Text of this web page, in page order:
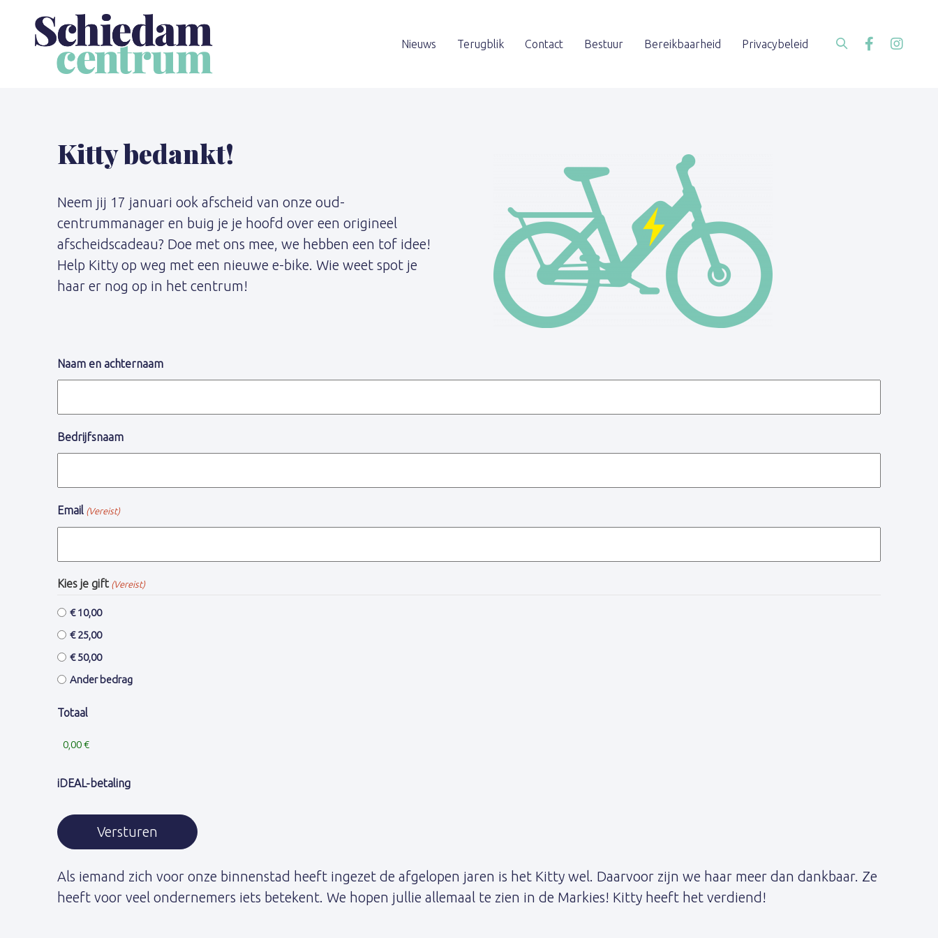
content
Nieuws Terugblik Contact Bestuur Bereikbaarheid Privacybeleid
Kitty bedankt!
Neem jij 17 januari ook afscheid van onze oud-
centrummanager en buig je je hoofd over een origineel
afscheidscadeau? Doe met ons mee, we hebben een tof idee!
Help Kitty op weg met een nieuwe e-bike. Wie weet spot je
haar er nog op in het centrum!
Naam en achternaam
Bedrijfsnaam
Email (Vereist)
Kies je gift (Vereist)
€ 10,00
€ 25,00
€ 50,00
Ander bedrag
Totaal
iDEAL-betaling
Als iemand zich voor onze binnenstad heeft ingezet de afgelopen jaren is het Kitty wel. Daarvoor zijn we haar meer dan dankbaar. Ze
heeft voor veel ondernemers iets betekent. We hopen jullie allemaal te zien in de Markies! Kitty heeft het verdiend!